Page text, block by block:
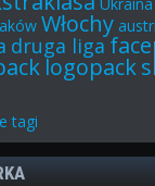
Włochy
druga liga
logopack
tagi